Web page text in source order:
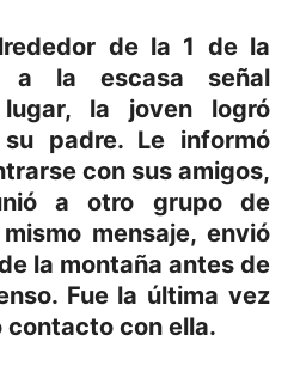
de la 1 de la
a la escasa señal
la joven logró
padre. Le informó
con sus amigos,
a otro grupo de
mensaje, envió
la montaña antes de
Fue la última vez
contacto con ella.